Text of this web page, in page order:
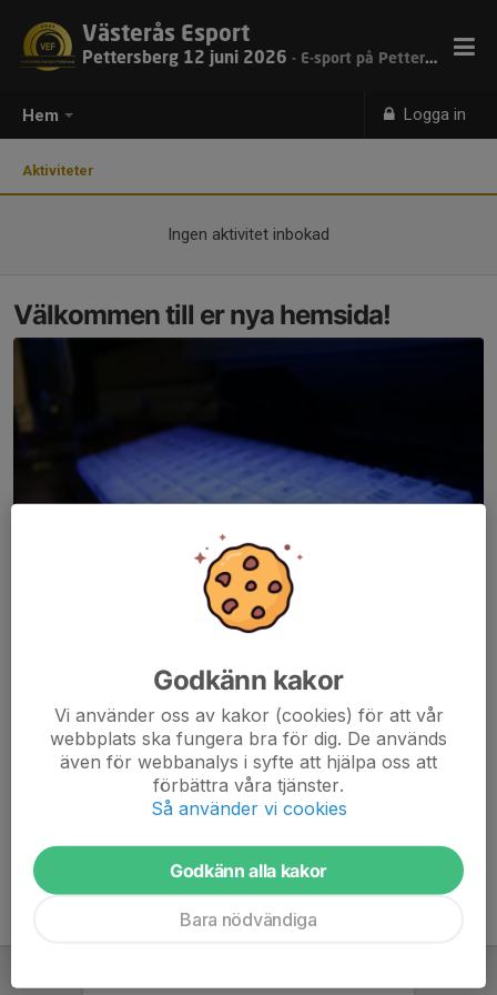
Hem Logga in
Västerås Esport
Pettersberg 12 juni 2026 - E-sport på Pettersberg 12 juni 2026
Aktiviteter
Ingen aktivitet inbokad
Välkommen till er nya hemsida!
Här hamnar automatiskt de senaste nyheterna på hemsidan. För
att kunna börja administrera hemsidan loggar du in högst upp till
höger.
Godkänn kakor
Vi använder oss av kakor (cookies) för att vår
webbplats ska fungera bra för dig. De används
även för webbanalys i syfte att hjälpa oss att
förbättra våra tjänster.
Så använder vi cookies
Godkänn alla kakor
Bara nödvändiga